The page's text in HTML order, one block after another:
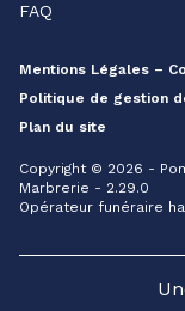
FAQ
Mentions Légales –
Politique de gestion
Plan du site
Copyright © 2026 -
Marbrerie - 2.29.0
Opérateur funéraire